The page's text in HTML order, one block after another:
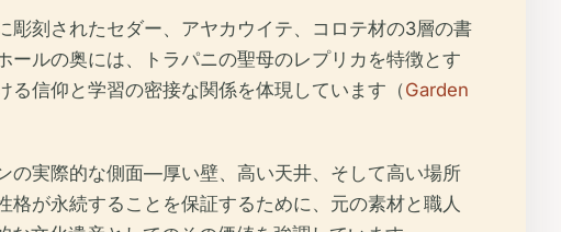
刻されたセダー、アヤカウイテ、コロテ材の3層の書
ルの奥には、トラパニの聖母のレプリカを特徴とす
信仰と学習の密接な関係を体現しています（Garden
の実際的な側面—厚い壁、高い天井、そして高い場所
が永続することを保証するために、元の素材と職人